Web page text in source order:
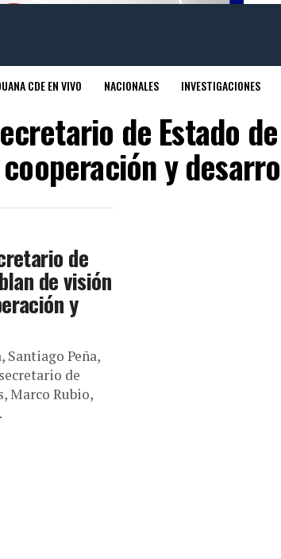
CDE EN VIVO NACIONALES INVESTIGACIONES
de Estado de
y
de
de visión
y
Santiago Peña,
de
Marco Rubio,